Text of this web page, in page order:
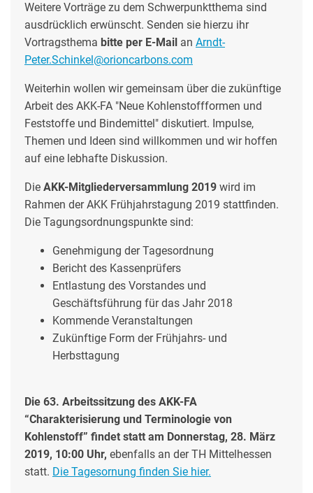
Weitere Vorträge zu dem Schwerpunktthema sind
ausdrücklich erwünscht. Senden sie hierzu ihr
Vortragsthema bitte per E-Mail an Arndt-
Peter.Schinkel@orioncarbons.com
Weiterhin wollen wir gemeinsam über die zukünftige
Arbeit des AKK-FA "Neue Kohlenstoffformen und
Feststoffe und Bindemittel" diskutiert. Impulse,
Themen und Ideen sind willkommen und wir hoffen
auf eine lebhafte Diskussion.
Die AKK-Mitgliederversammlung 2019 wird im
Rahmen der AKK Frühjahrstagung 2019 stattfinden.
Die Tagungsordnungspunkte sind:
Genehmigung der Tagesordnung
Bericht des Kassenprüfers
Entlastung des Vorstandes und
Geschäftsführung für das Jahr 2018
Kommende Veranstaltungen
Zukünftige Form der Frühjahrs- und
Herbsttagung
Die 63. Arbeitssitzung des AKK-FA
“Charakterisierung und Terminologie von
Kohlenstoff” findet statt am Donnerstag, 28. März
2019, 10:00 Uhr, ebenfalls an der TH Mittelhessen
statt. Die Tagesornung finden Sie hier.